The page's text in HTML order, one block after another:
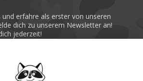
erfahre als erster von unseren
dich zu unserem Newsletter an!
jederzeit!